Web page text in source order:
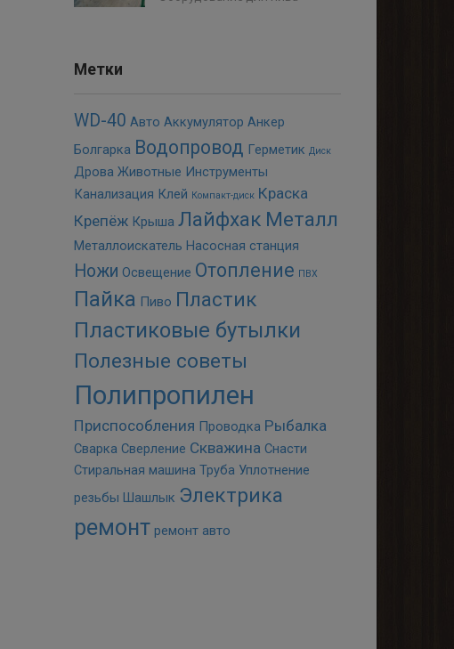
Метки
WD-40 Авто Аккумулятор Анкер
Болгарка Водопровод Герметик Диск
Дрова Животные Инструменты
Канализация Клей Компакт-диск Краска
Крепёж Крыша Лайфхак Металл
Металлоискатель Насосная станция
Ножи Освещение Отопление ПВХ
Пайка Пиво Пластик
Пластиковые бутылки
Полезные советы
Полипропилен
Приспособления Проводка Рыбалка
Сварка Сверление Скважина Снасти
Стиральная машина Труба Уплотнение
резьбы Шашлык Электрика
ремонт ремонт авто